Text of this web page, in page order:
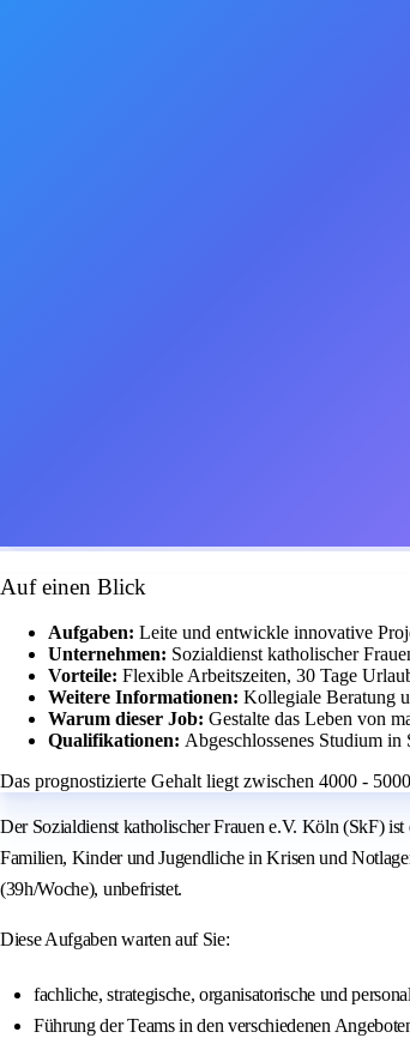
Auf einen Blick
Aufgaben: Leite und entwickle innovative
Unternehmen: Sozialdienst katholischer
Vorteile: Flexible Arbeitszeiten, 30 Tage
Weitere Informationen: Kollegiale Beratung
Warum dieser Job: Gestalte das Leben von
Qualifikationen: Abgeschlossenes Studium
Das prognostizierte Gehalt liegt zwischen 4000 -
Der Sozialdienst katholischer Frauen e.V. Köln (SkF)
Familien, Kinder und Jugendliche in Krisen und
(39h/Woche), unbefristet.
Diese Aufgaben warten auf Sie:
fachliche, strategische, organisatorische und
Führung der Teams in den verschiedenen